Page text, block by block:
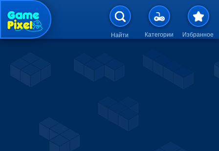
Перейти к основному
Найти Категории Избранное